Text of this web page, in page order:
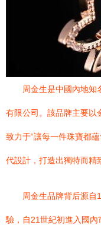
周金生是中國內地知
有限公司。該品牌主要以
致力于“讓每一件珠寶都
代設計，打造出獨特而精
周金生品牌背后源自
驗，自21世紀初進入國